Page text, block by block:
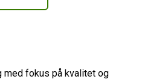
fokus på kvalitet og